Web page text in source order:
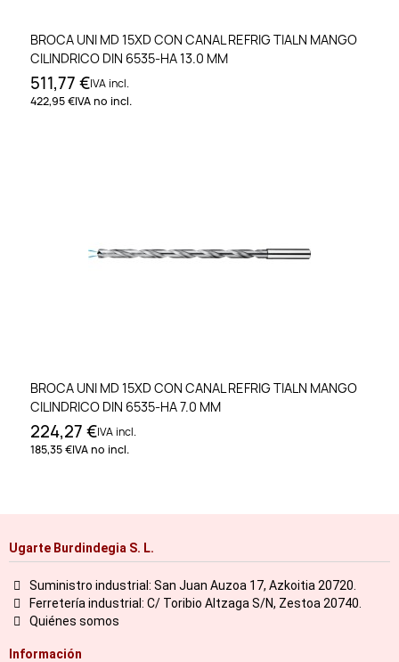
BROCA UNI MD 15XD CON CANAL REFRIG TIALN MANGO
CILINDRICO DIN 6535-HA 13.0 MM
511,77 €IVA incl.
422,95 €IVA no incl.
BROCA UNI MD 15XD CON CANAL REFRIG TIALN MANGO
CILINDRICO DIN 6535-HA 7.0 MM
224,27 €IVA incl.
185,35 €IVA no incl.
Ugarte Burdindegia S. L.
Suministro industrial: San Juan Auzoa 17, Azkoitia 20720.
Ferretería industrial: C/ Toribio Altzaga S/N, Zestoa 20740.
Quiénes somos
Información